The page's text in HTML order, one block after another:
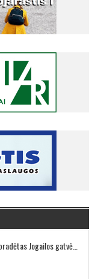
IŠSAUGOS URBANISTINĮ CHARAKTERĮ: Vilniuje pradėtas Jogailos gatvės remontas